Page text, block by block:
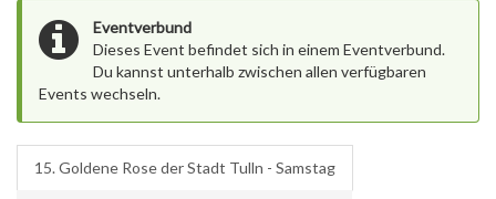
Eventverbund
Dieses Event befindet sich in einem Eventverbund.
Du kannst unterhalb zwischen allen verfügbaren
Events wechseln.
15. Goldene Rose der Stadt Tulln - Samstag